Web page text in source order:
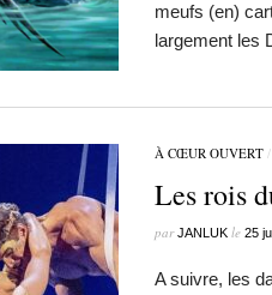
meufs (en)
largement les
À CŒUR OUVERT
Les rois
parJANLUK le 25
A suivre, les